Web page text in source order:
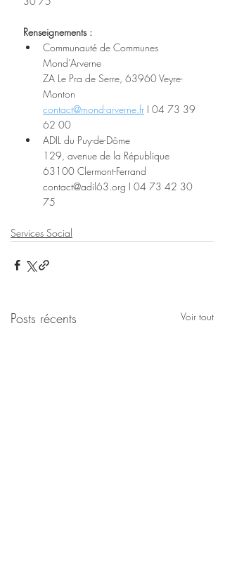
Renseignements :
Communauté de Communes
Mond’Arverne
ZA Le Pra de Serre, 63960 Veyre-
Monton
contact@mond-arverne.fr I 04 73 39
62 00
ADIL du Puy-de-Dôme
129, avenue de la République
63100 Clermont-Ferrand
contact@adil63.org I 04 73 42 30
75
Services Social
Posts récents Voir tout